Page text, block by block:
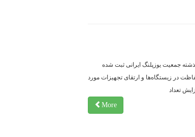
جمعیت یوزپلنگ ایرانی ثبت شده
در زیستگاه‌ها و ارتقای تجهیزات مورد
تعداد
More